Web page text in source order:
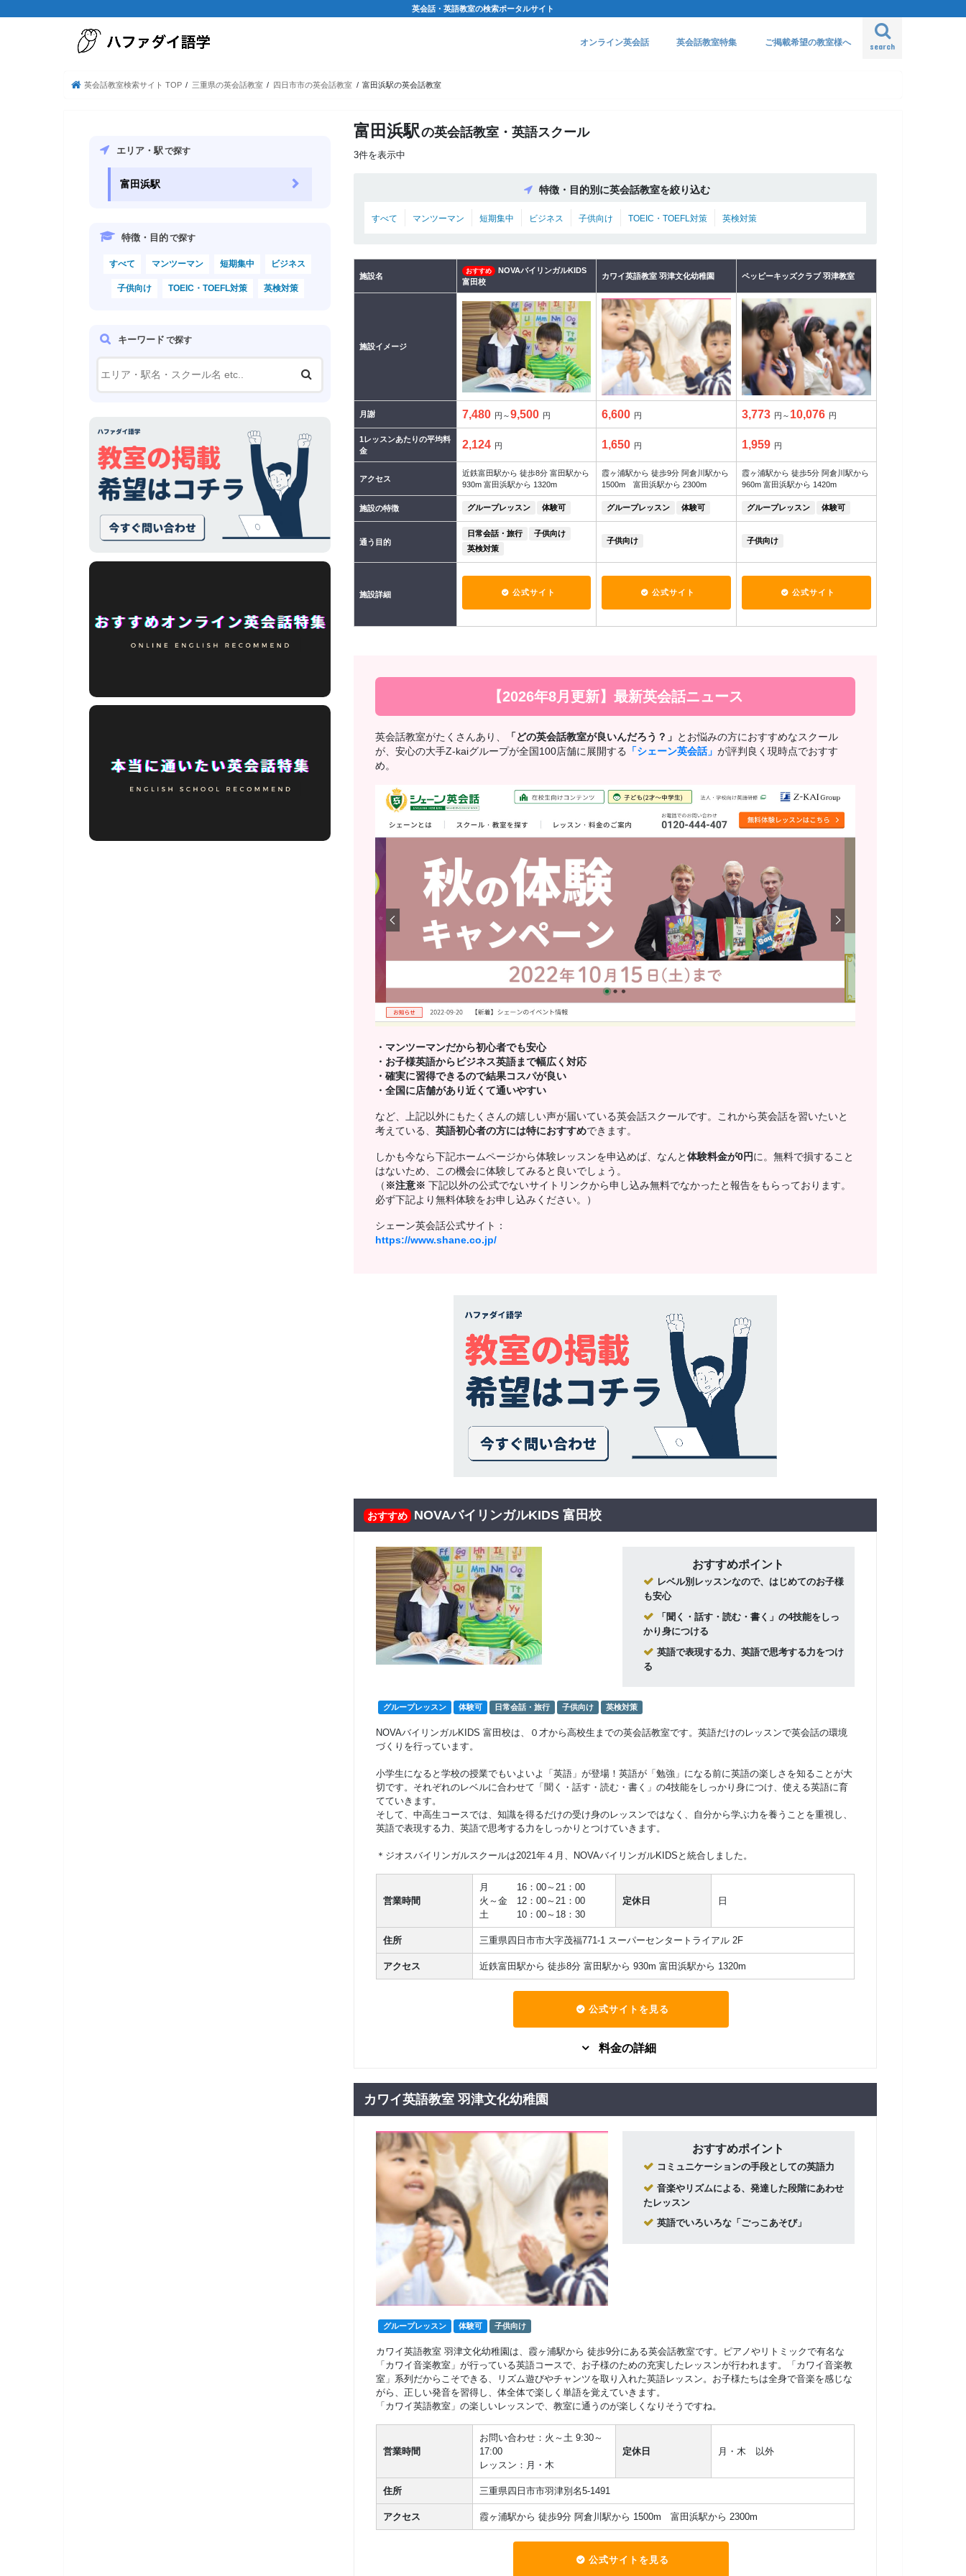
英会話・英語教室の検索ポータルサイト
search
オンライン英会話 英会話教室特集 ご掲載希望の教室様へ
英会話教室検索サイト TOP 三重県の英会話教室 四日市市の英会話教室 富田浜駅の英会話教室
富田浜駅の英会話教室・英語スクール
3件を表示中
特徴・目的別に英会話教室を絞り込む
すべて マンツーマン 短期集中 ビジネス 子供向け TOEIC・TOEFL対策 英検対策
施設名
おすすめ
NOVAバイリンガルKIDS
富田校
カワイ英語教室 羽津文化幼稚園 ペッピーキッズクラブ 羽津教室
施設イメージ
月謝 7,480 円～9,500 円 6,600 円 3,773 円～ 10,076 円
1レッスンあたりの平均料
金
2,124 円 1,650 円 1,959 円
アクセス
近鉄富田駅から 徒歩8分 富田駅から
930m 富田浜駅から 1320m
霞ヶ浦駅から 徒歩9分 阿倉川駅から
1500m 富田浜駅から 2300m
霞ヶ浦駅から 徒歩5分 阿倉川駅から
960m 富田浜駅から 1420m
施設の特徴 グループレッスン 体験可 グループレッスン 体験可 グループレッスン 体験可
通う目的
日常会話・旅行
子供向け
英検対策
子供向け 子供向け
施設詳細 公式サイト 公式サイト 公式サイト
【2026年8月更新】最新英会話ニュース
英会話教室がたくさんあり、 「どの英会話教室が良いんだろう？」 とお悩みの方におすすめなスクール
が、安心の大手Z-kaiグループが全国100店舗に展開する
「シェーン英会話」 が評判良く現時点でおすす
め。
・マンツーマンだから初心者でも安心
・お子様英語からビジネス英語まで幅広く対応
・確実に習得できるので結果コスパが良い
・全国に店舗があり近くて通いやすい
など、上記以外にもたくさんの嬉しい声が届いている英会話スクールです。これから英会話を習いたいと
考えている、 英語初心者の方には特におすすめできます。
しかも今なら下記ホームページから体験レッスンを申込めば、なんと 体験料金が0円 に。無料で損すること
はないため、この機会に体験してみると良いでしょう。
（ ※注意※ 下記以外の公式でないサイトリンクから申し込み無料でなかったと報告をもらっております。
必ず下記より無料体験をお申し込みください。）
シェーン英会話公式サイト：
https://www.shane.co.jp/
おすすめ NOVAバイリンガルKIDS 富田校
おすすめポイント
レベル別レッスンなので、はじめてのお子様
も安心
「聞く・話す・読む・書く」の4技能をしっ
かり身につける
英語で表現する力、英語で思考する力をつけ
る
グループレッスン 体験可 日常会話・旅行 子供向け 英検対策
NOVAバイリンガルKIDS 富田校は、０才から高校生までの英会話教室です。英語だけのレッスンで英会話の環境
づくりを行っています。
小学生になると学校の授業でもいよいよ「英語」が登場！英語が「勉強」になる前に英語の楽しさを知ることが大
切です。それぞれのレベルに合わせて「聞く・話す・読む・書く」の4技能をしっかり身につけ、使える英語に育
てていきます。
そして、中高生コースでは、知識を得るだけの受け身のレッスンではなく、自分から学ぶ力を養うことを重視し、
英語で表現する力、英語で思考する力をしっかりとつけていきます。
＊ジオスバイリンガルスクールは2021年４月、NOVAバイリンガルKIDSと統合しました。
営業時間
月 16：00～21：00
火～金 12：00～21：00
土 10：00～18：30
定休日 日
住所 三重県四日市市大字茂福771-1 スーパーセンタートライアル 2F
アクセス 近鉄富田駅から 徒歩8分 富田駅から 930m 富田浜駅から 1320m
公式サイトを見る
料金の詳細
Kinder
グループレッスン 子供向け
7,480 円(税込) / 月
回数：4 / 1セッション40分
Class5 小学生
グループレッスン
8,000
円(税込) / 月
回数：4 / 1セッション40分
Class4 小学生
子供向け
8,500
円(税込) / 月
回数：4 / 1セッション40分
Class3 小学生
グループレッスン 子供向け
9,000 円(税込) / 月
Class2c,2b,2a 中学
生 高校生
9,500 円(税込) / 月
回数：4 / 1セッション40分
カワイ英語教室 羽津文化幼稚園
おすすめポイント
コミュニケーションの手段としての英語力
音楽やリズムによる、発達した段階にあわせ
たレッスン
英語でいろいろな「ごっこあそび」
グループレッスン 体験可 子供向け
カワイ英語教室 羽津文化幼稚園は、霞ヶ浦駅から 徒歩9分にある英会話教室です。ピアノやリトミックで有名な
「カワイ音楽教室」が行っている英語コースで、お子様のための充実したレッスンが行われます。「カワイ音楽教
室」系列だからこそできる、リズム遊びやチャンツを取り入れた英語レッスン。お子様たちは全身で音楽を感じな
がら、正しい発音を習得し、体全体で楽しく単語を覚えていきます。
「カワイ英語教室」の楽しいレッスンで、教室に通うのが楽しくなりそうですね。
営業時間
お問い合わせ：火～土 9:30～
17:00
レッスン：月・木
定休日 月・木 以外
住所 三重県四日市市羽津別名5-1491
アクセス 霞ヶ浦駅から 徒歩9分 阿倉川駅から 1500m 富田浜駅から 2300m
公式サイトを見る
エリア・駅で探す
富田浜駅
特徴・目的で探す
すべて マンツーマン 短期集中 ビジネス
子供向け TOEIC・TOEFL対策 英検対策
キーワード で探す